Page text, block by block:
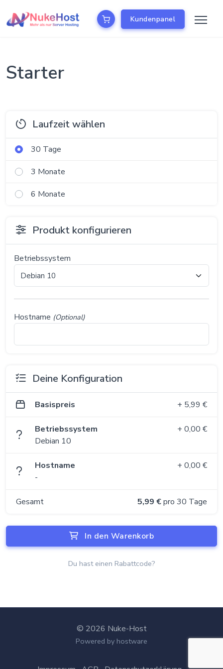
Kundenpanel
Starter
Laufzeit wählen
30 Tage
3 Monate
6 Monate
Produkt konfigurieren
Betriebssystem
Hostname (Optional)
Deine Konfiguration
Basispreis + 5,99 €
Betriebssystem
Debian 10
+ 0,00 €
Hostname
-
+ 0,00 €
Gesamt 5,99 €pro 30 Tage
In den Warenkorb
Du hast einen Rabattcode?
© 2026 Nuke-Host
Powered by hostware